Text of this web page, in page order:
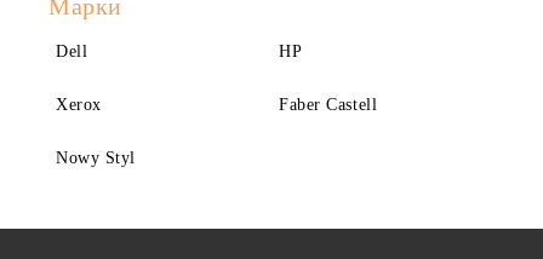
Марки
Dell HP
Xerox Faber Castell
Nowy Styl